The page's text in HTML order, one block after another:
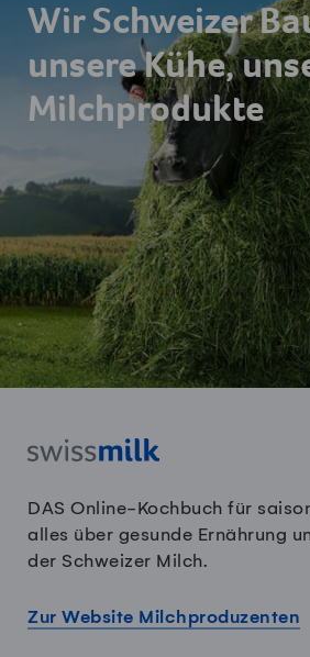
Wir Schweizer
unsere Kühe,
Milchprodukte
DAS Online-Kochbuch für
alles über gesunde Ernährung
der Schweizer Milch.
Zur Website Milchproduzenten